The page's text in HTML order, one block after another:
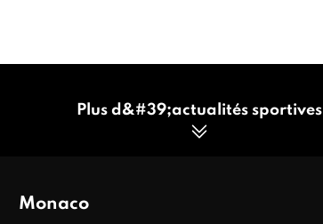
Plus d&#39;actualités sportives
Monaco